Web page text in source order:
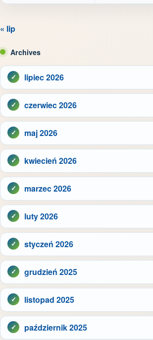
« lip
Archives
lipiec 2026
czerwiec 2026
maj 2026
kwiecień 2026
marzec 2026
luty 2026
styczeń 2026
grudzień 2025
listopad 2025
październik 2025